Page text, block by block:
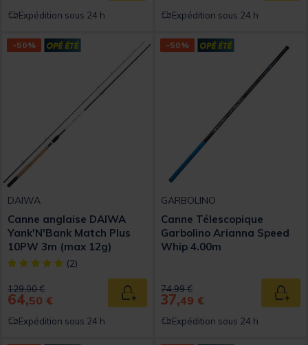
Expédition sous 24 h Expédition sous 24 h
-50%
DAIWA
Canne anglaise DAIWA
Yank'N'Bank Match Plus
10PW 3m (max 12g)
[object Object] out of 5 Customer Rating
(2)
Price reduced from
129,00 €to
64,50 € Ajouter au panier
Expédition sous 24 h
-50%
GARBOLINO
Canne Télescopique
Garbolino Arianna Speed
Whip 4.00m
Price reduced from
74,99 €to
37,49 €
Expédition sous 24 h